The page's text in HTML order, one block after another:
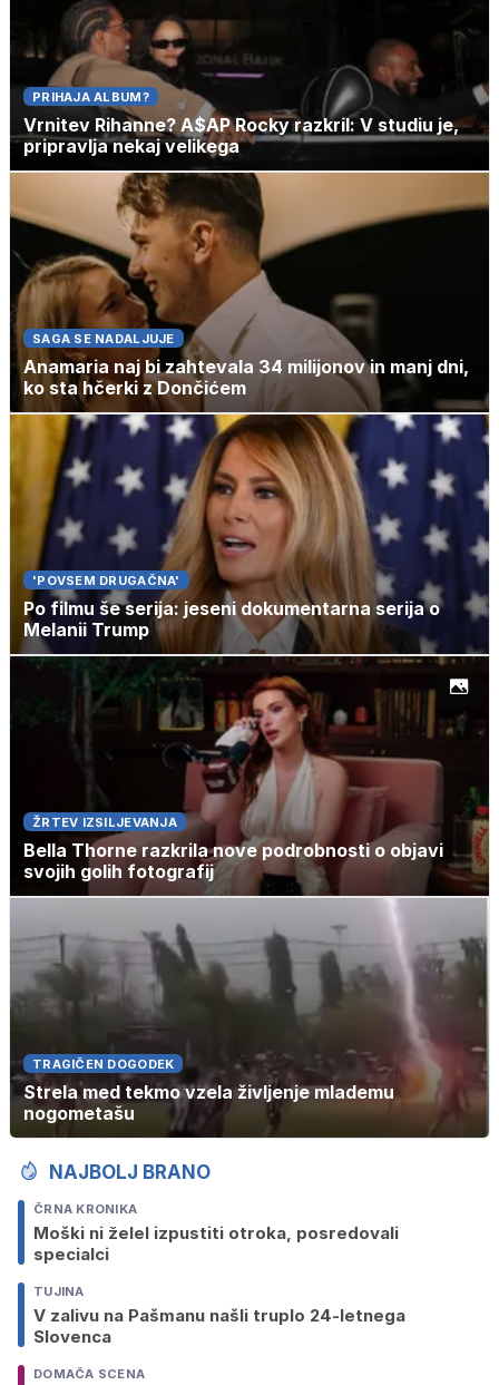
PRIHAJA ALBUM?
Vrnitev Rihanne? A$AP Rocky razkril: V studiu je,
pripravlja nekaj velikega
SAGA SE NADALJUJE
Anamaria naj bi zahtevala 34 milijonov in manj dni,
ko sta hčerki z Dončićem
'POVSEM DRUGAČNA'
Po filmu še serija: jeseni dokumentarna serija o
Melanii Trump
ŽRTEV IZSILJEVANJA
Bella Thorne razkrila nove podrobnosti o objavi
svojih golih fotografij
TRAGIČEN DOGODEK
Strela med tekmo vzela življenje mlademu
nogometašu
NAJBOLJ BRANO
ČRNA KRONIKA
Moški ni želel izpustiti otroka, posredovali
specialci
TUJINA
V zalivu na Pašmanu našli truplo 24-letnega
Slovenca
DOMAČA SCENA